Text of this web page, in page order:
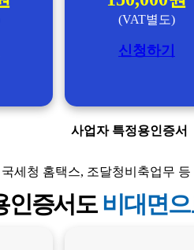
(VAT별도)
신청하기
사업자 특정용인증서
세청 홈택스, 조달청비축업무
인증서도 비대면